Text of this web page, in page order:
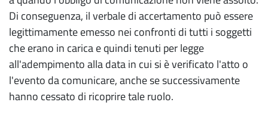
Di conseguenza, il verbale di accertamento può essere
legittimamente emesso nei confronti di tutti i soggetti
che erano in carica e quindi tenuti per legge
all'adempimento alla data in cui si è verificato l'atto o
l'evento da comunicare, anche se successivamente
hanno cessato di ricoprire tale ruolo.